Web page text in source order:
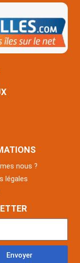
nous ?
légales
Envoyer